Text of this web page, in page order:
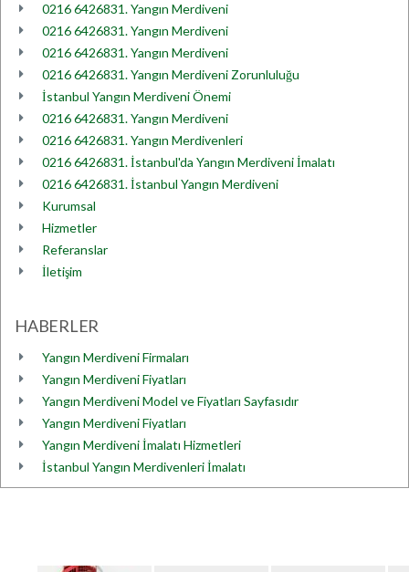
0216 6426831. Yangın Merdiveni
0216 6426831. Yangın Merdiveni
0216 6426831. Yangın Merdiveni
0216 6426831. Yangın Merdiveni Zorunluluğu
İstanbul Yangın Merdiveni Önemi
0216 6426831. Yangın Merdiveni
0216 6426831. Yangın Merdivenleri
0216 6426831. İstanbul'da Yangın Merdiveni İmalatı
0216 6426831. İstanbul Yangın Merdiveni
Kurumsal
Hizmetler
Referanslar
İletişim
HABERLER
Yangın Merdiveni Firmaları
Yangın Merdiveni Fiyatları
Yangın Merdiveni Model ve Fiyatları Sayfasıdır
Yangın Merdiveni Fiyatları
Yangın Merdiveni İmalatı Hizmetleri
İstanbul Yangın Merdivenleri İmalatı